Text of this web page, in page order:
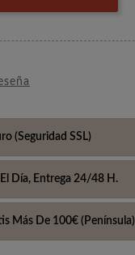
(Seguridad SSL)
Día, Entrega 24/48 H.
Más De 100€ (Península)